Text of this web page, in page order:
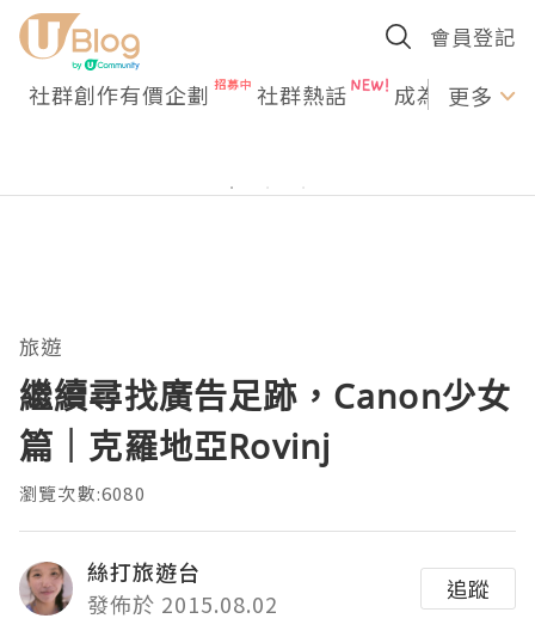
會員登記
社群創作有價企劃 社群熱話 成為U更多
旅遊
繼續尋找廣告足跡，Canon少女
篇｜克羅地亞Rovinj
瀏覽次數:6080
絲打旅遊台
發佈於 2015.08.02
追蹤